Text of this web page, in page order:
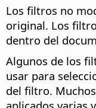
Los filtros no
original. Los
dentro del
Algunos de los
usar para
del filtro.